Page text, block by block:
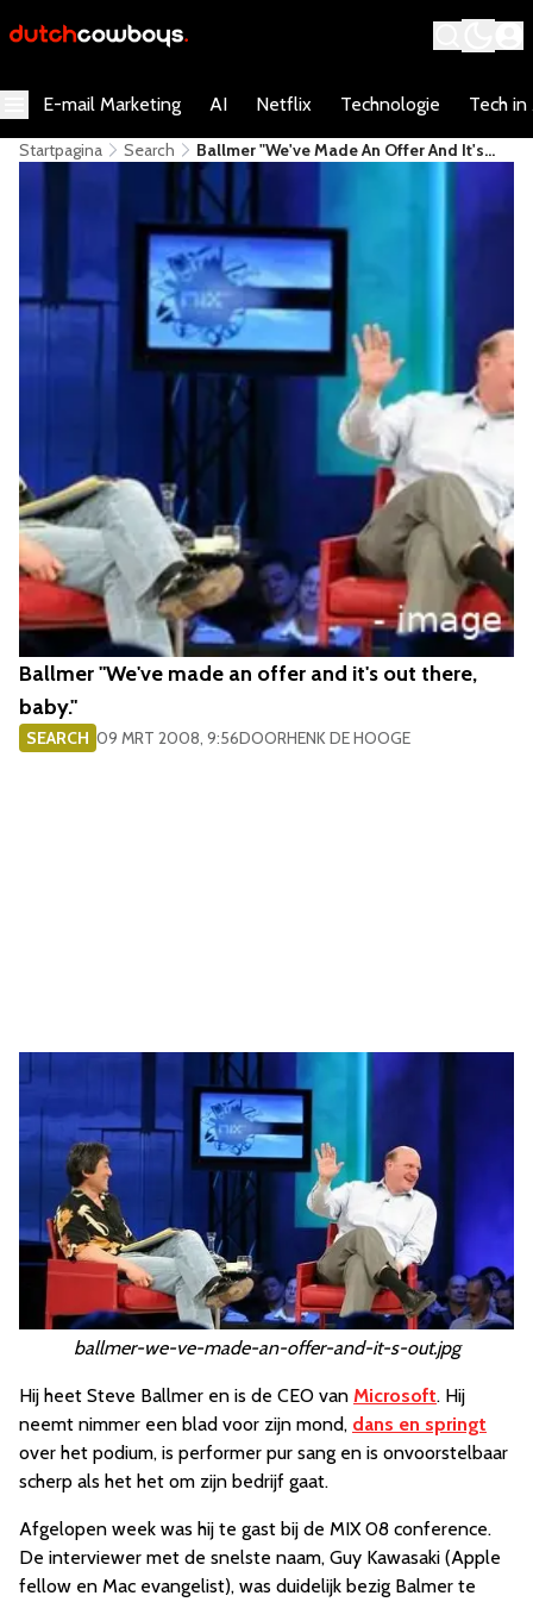
E-mail Marketing AI Netflix Technologie Tech in
Startpagina Search
Ballmer "We've Made An Offer And It's
Out There, Baby."
Ballmer "We've made an offer and it's out there,
baby."
SEARCH 09 MRT 2008, 9:56DOORHENK DE HOOGE
ballmer-we-ve-made-an-offer-and-it-s-out.jpg
Hij heet Steve Ballmer en is de CEO van Microsoft. Hij
neemt nimmer een blad voor zijn mond, dans en springt
over het podium, is performer pur sang en is onvoorstelbaar
scherp als het het om zijn bedrijf gaat.
Afgelopen week was hij te gast bij de MIX 08 conference.
De interviewer met de snelste naam, Guy Kawasaki (Apple
fellow en Mac evangelist), was duidelijk bezig Balmer te